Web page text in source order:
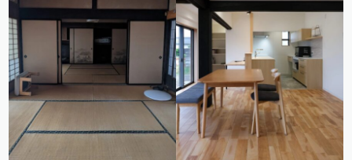
20年～30年
30年～40年 40年～50年
50年～
二人暮らし ファミリー 二世帯
3LDK
4LDK